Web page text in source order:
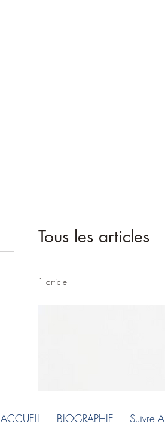
Tous les articles
1 article
ACCUEIL BIOGRAPHIE Suivre